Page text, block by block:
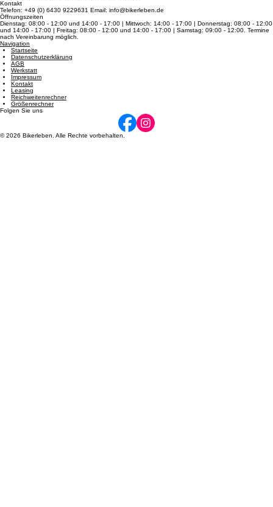
Kontakt & Anfahrt
Standort
Bikerleben Brückenstraße 14, 65623 Hahnstätten
Kontakt
Telefon: +49 (0) 6430 9229631 Email: info@bikerleben.de
Öffnungszeiten
Dienstag: 08:00 - 12:00 und 14:00 - 17:00 | Mittwoch: 14:00 - 17:00 | Donnerstag: 08:00 - 12:00
und 14:00 - 17:00 | Freitag: 08:00 - 12:00 und 14:00 - 17:00 | Samstag: 09:00 - 12:00. Termine
nach Vereinbarung möglich.
Navigation
Startseite
Datenschutzerklärung
AGB
Werkstatt
Impressum
Kontakt
Leasing